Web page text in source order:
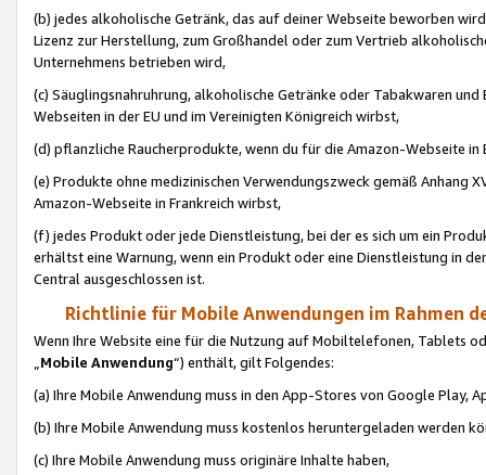
(b) jedes alkoholische Getränk, das auf deiner Webseite beworben
Lizenz zur Herstellung, zum Großhandel oder zum Vertrieb
Unternehmens betrieben wird,
(c) Säuglingsnahruhrung, alkoholische Getränke oder Tabakwaren
Webseiten in der EU und im Vereinigten Königreich wirbst,
(d) pflanzliche Raucherprodukte, wenn du für die Amazon-Webseite in
(e) Produkte ohne medizinischen Verwendungszweck gemäß Anhang
Amazon-Webseite in Frankreich wirbst,
(f) jedes Produkt oder jede Dienstleistung, bei der es sich um ein
erhältst eine Warnung, wenn ein Produkt oder eine Dienstleistung in
Central ausgeschlossen ist.
Richtlinie für Mobile Anwendungen im Rahmen
Wenn Ihre Website eine für die Nutzung auf Mobiltelefonen, Tablets
„Mobile Anwendung“) enthält, gilt Folgendes:
(a) Ihre Mobile Anwendung muss in den App-Stores von Google Play,
(b) Ihre Mobile Anwendung muss kostenlos heruntergeladen werden
(c) Ihre Mobile Anwendung muss originäre Inhalte haben,